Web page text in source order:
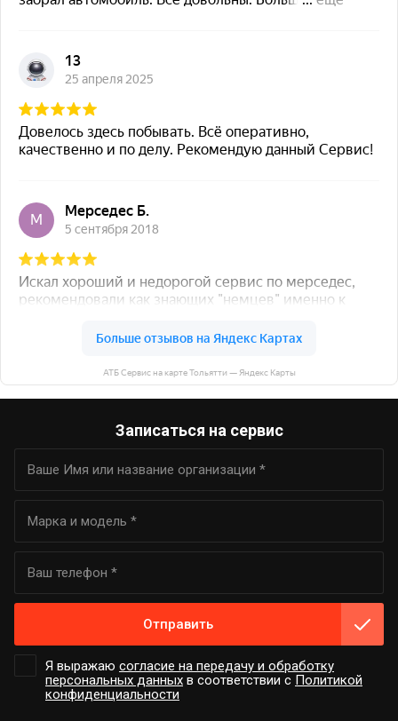
АТБ Сервис на карте Тольятти — Яндекс Карты
Записаться на сервис
Я выражаю согласие на передачу и обработку
персональных данных в соответствии с Политикой
конфиденциальности
Отправить